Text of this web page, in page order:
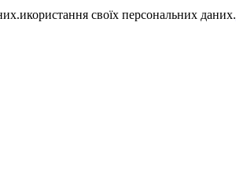
своїх персональних даних.